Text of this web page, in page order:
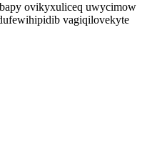
ovikyxuliceq uwycimow
vagiqilovekyte